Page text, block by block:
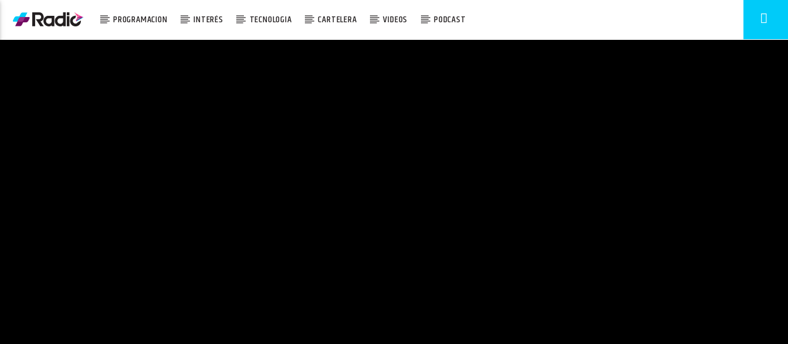
PROGRAMACION INTERÉS TECNOLOGIA CARTELERA VIDEOS PODCAST